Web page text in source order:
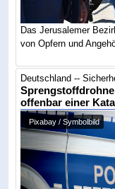
Das Jerusalemer
von Opfern und
Deutschland --
offenbar einer
Pixabay / Symbolbild